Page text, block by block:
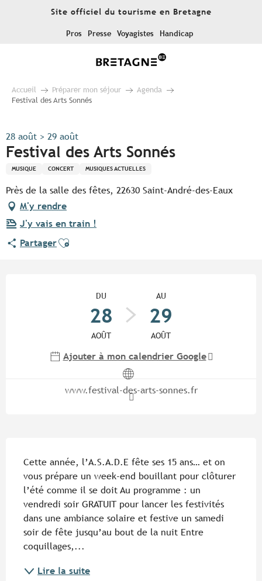
Site officiel du tourisme en Bretagne
Pros Presse Voyagistes Handicap
Accueil Préparer mon séjour
Agenda
Festival des Arts Sonnés
28 août > 29 août
Festival des Arts Sonnés
MUSIQUE CONCERT MUSIQUES ACTUELLES
Près de la salle des fêtes, 22630 Saint-André-des-Eaux
M'y rendre
J'y vais en train !
PartagerAjouter aux favoris
DU
28
AOÛT
AU
29
AOÛT
Ajouter à mon calendrier Google
www.festival-des-arts-sonnes.fr
Cette année, l’A.S.A.D.E fête ses 15 ans… et on
vous prépare un week-end bouillant pour clôturer
l’été comme il se doit Au programme : un
vendredi soir GRATUIT pour lancer les festivités
dans une ambiance solaire et festive un samedi
soir de fête jusqu’au bout de la nuit Entre
coquillages,...
Lire la suite